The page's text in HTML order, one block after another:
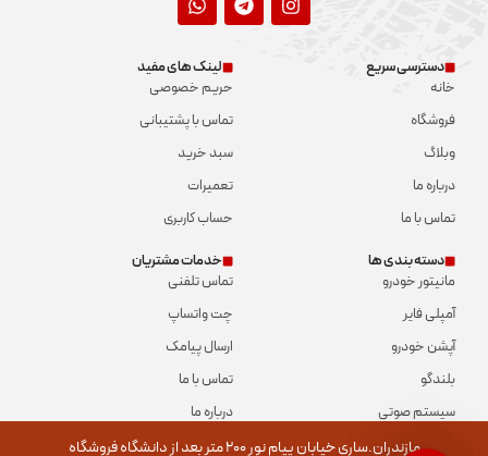
دسترسی سریع
خانه
فروشگاه
وبلاگ
درباره ما
تماس با ما
لینک های مفید
حریم خصوصی
تماس با پشتیبانی
سبد خرید
تعمیرات
حساب کاربری
دسته بندی ها
مانیتور خودرو
آمپلی فایر
آپشن خودرو
بلندگو
سیستم صوتی
خدمات مشتریان
تماس تلفنی
چت واتساپ
ارسال پیامک
تماس با ما
درباره ما
مازندران.ساری خیابان پیام نور ۲۰۰ متر بعد از دانشگاه فروشگاه